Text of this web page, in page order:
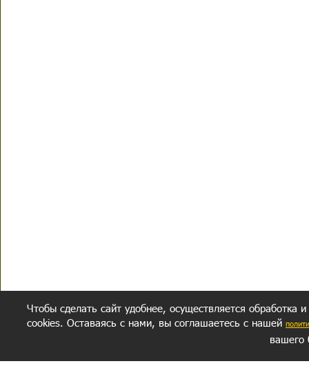
Чтобы сделать сайт удобнее, осуществляется обработка
cookies. Оставаясь с нами, вы соглашаетесь с нашей
вашего